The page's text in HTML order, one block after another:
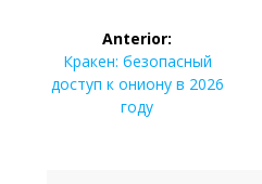
Navegación
de
entradas
Anterior:
Entrada
anterior:
Кракен: безопасный
доступ к ониону в 2026
году